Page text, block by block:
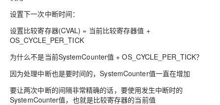
设置下一次中断时间：
设置比较寄存器(CVAL) = 当前比较寄存器值 +
OS_CYCLE_PER_TICK
为什么不是当前SystemCounter值 + OS_CYCLE_PER_TICK？
因为处理中断也是要时间的，SystemCounter值一直在增加
要让两次中断的间隔非常精确的话，要使用发生中断时的
SystemCounter值，也就是比较寄存器的当前值